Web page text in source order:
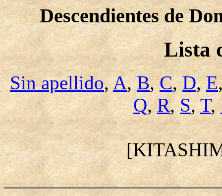
Descendientes de
Lista
Sin apellido,A,B,C,D,E
Q,R,S,T,